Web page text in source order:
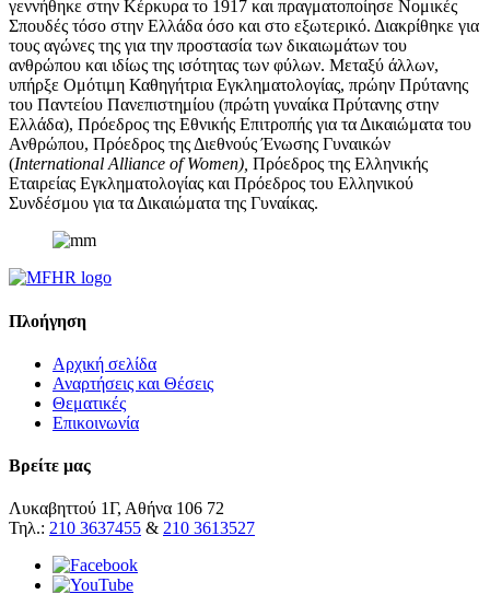
γεννήθηκε στην Κέρκυρα το 1917 και πραγματοποίησε Νομικές
Σπουδές τόσο στην Ελλάδα όσο και στο εξωτερικό. Διακρίθηκε για
τους αγώνες της για την προστασία των δικαιωμάτων του
ανθρώπου και ιδίως της ισότητας των φύλων. Μεταξύ άλλων,
υπήρξε Ομότιμη Καθηγήτρια Εγκληματολογίας, πρώην Πρύτανης
του Παντείου Πανεπιστημίου (πρώτη γυναίκα Πρύτανης στην
Ελλάδα), Πρόεδρος της Εθνικής Επιτροπής για τα Δικαιώματα του
Ανθρώπου, Πρόεδρος της Διεθνούς Ένωσης Γυναικών
(International Alliance of Women), Πρόεδρος της Ελληνικής
Εταιρείας Εγκληματολογίας και Πρόεδρος του Ελληνικού
Συνδέσμου για τα Δικαιώματα της Γυναίκας.
Πλοήγηση
Αρχική σελίδα
Αναρτήσεις και Θέσεις
Θεματικές
Επικοινωνία
Βρείτε μας
Λυκαβηττού 1Γ, Αθήνα 106 72
Τηλ.: 210 3637455 & 210 3613527